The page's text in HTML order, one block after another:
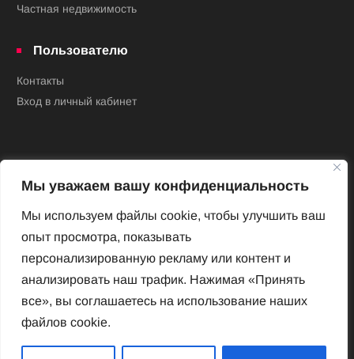
Мы уважаем вашу конфиденциальность
Мы используем файлы cookie, чтобы улучшить ваш
опыт просмотра, показывать
персонализированную рекламу или контент и
анализировать наш трафик. Нажимая «Принять
все», вы соглашаетесь на использование наших
файлов cookie.
Частная недвижимость
Пользователю
Контакты
Вход в личный кабинет
Новый Венский журнал
Архив номеров
Impressum
Новый Венский журнал